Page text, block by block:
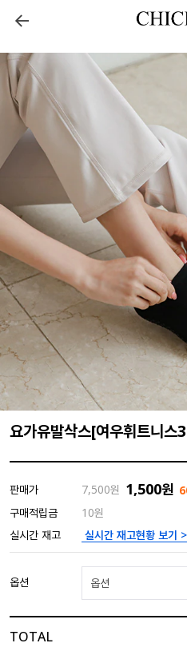
요가유발삭스[여우휘트니
판매가 7,500원 1,500원
구매적립금
10원
실시간 재고
실시간 재고현황 보기 >
옵션 옵션
TOTAL